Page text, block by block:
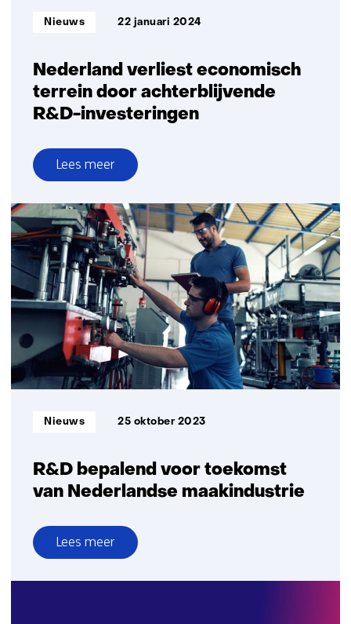
en
Nederland verliest economisch
terrein door achterblijvende
R&D-investeringen
Informatietype:
Nieuws 22 januari 2024
Lees meer
over
Nederland
verliest
economisch
terrein
door
achterblijvende
R&D-
investeringen
R&D bepalend voor toekomst
van Nederlandse maakindustrie
Informatietype:
Nieuws 25 oktober 2023
Lees meer
over
R&D